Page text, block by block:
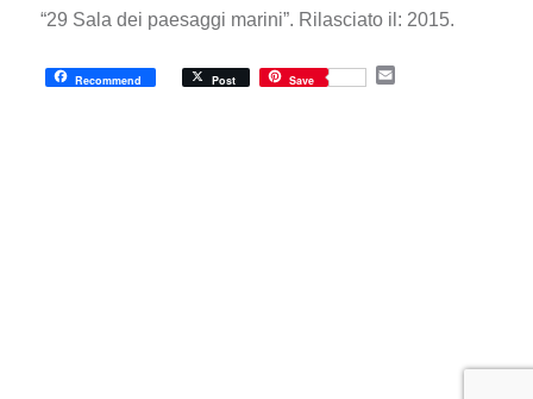
“29 Sala dei paesaggi marini”. Rilasciato il: 2015.
Recommend Post Save